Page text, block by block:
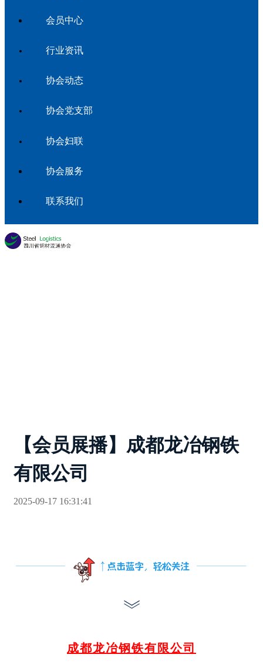
会员中心
行业资讯
协会动态
协会党支部
协会妇联
协会服务
联系我们
【会员展播】成都龙冶钢铁
有限公司
2025-09-17 16:31:41
成都龙冶钢铁有限公司